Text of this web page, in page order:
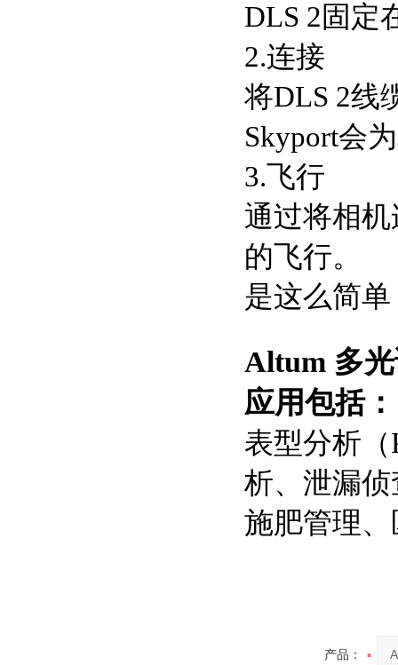
DLS 2固定
2.连接
将DLS 2线
Skyport会
3.飞行
通过将相
的飞行。
是这么简单
Altum 多
应用包括：
表型分析
析、泄漏侦
施肥管理
产品：